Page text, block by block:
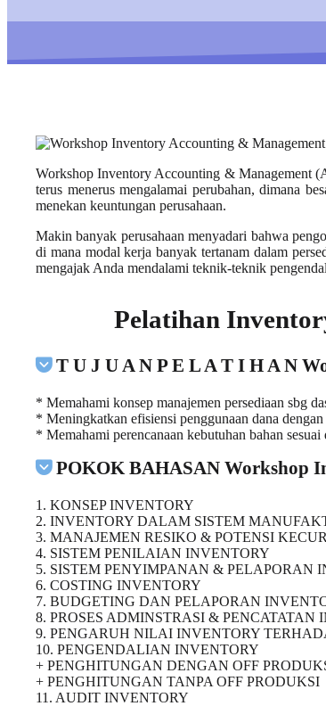
Workshop Inventory Accounting & Management
terus menerus mengalamai perubahan, dimana
menekan keuntungan perusahaan.
Makin banyak perusahaan menyadari bahwa
di mana modal kerja banyak tertanam dalam
mengajak Anda mendalami teknik-teknik
Pelatihan
T U J U A N P E L A T I H A N
* Memahami konsep manajemen persediaan sbg
* Meningkatkan efisiensi penggunaan dana
* Memahami perencanaan kebutuhan bahan
POKOK BAHASAN Workshop
1. KONSEP INVENTORY
2. INVENTORY DALAM SISTEM
3. MANAJEMEN RESIKO & POTENSI
4. SISTEM PENILAIAN INVENTORY
5. SISTEM PENYIMPANAN & PELAPORAN
6. COSTING INVENTORY
7. BUDGETING DAN PELAPORAN
8. PROSES ADMINSTRASI & PENCATATAN
9. PENGARUH NILAI INVENTORY
10. PENGENDALIAN INVENTORY
+ PENGHITUNGAN DENGAN OFF
+ PENGHITUNGAN TANPA OFF PRODUKSI
11. AUDIT INVENTORY